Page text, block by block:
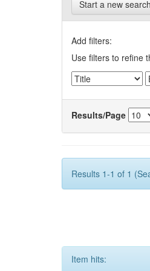
Start a new search
Add filters:
Use filters to refine
Results/Page
Results 1-1 of 1
Item hits: